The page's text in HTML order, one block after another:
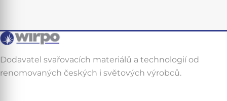
Dodavatel svařovacích materiálů a technologií od
renomovaných českých i světových výrobců.